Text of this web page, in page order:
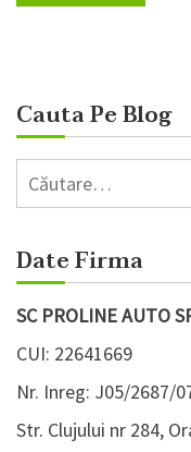
Cauta Pe Blog
Caută
după:
Date Firma
SC PROLINE AUTO
CUI: 22641669
Nr. Inreg: J05/2687/
Str. Clujului nr 284,